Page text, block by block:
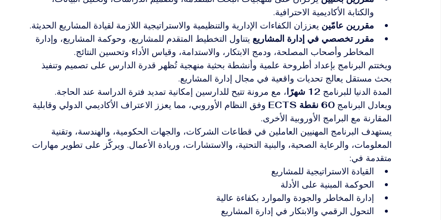
والكتابة الأكاديمية الاحترافية.
مقررين عامّين يعززان الكفاءات الإدارية والتنظيمية والاستراتيجية اللازمة لقيادة المشاريع الحديثة.
مقرر تخصصي في إدارة المشاريع يتناول التخطيط المتقدم للمشاريع، وحوكمة المشاريع، وإدارة
المخاطر وأصحاب المصلحة، ودمج الابتكار، والاستدامة، وقياس الأداء وتحسين النتائج.
ويختتم البرنامج بإعداد أطروحة علمية وأنشطة بحثية منهجية تُظهر قدرة الدارس على تصميم وتنفيذ
بحث مستقل يعالج تحديات واقعية في مجال إدارة المشاريع.
المدة الدنيا للبرنامج 12 شهرًا
، مع مرونة تتيح للدارسين إمكانية تمديد فترة الدراسة عند الحاجة.
ويعادل البرنامج 60 نقطة ECTS
وفق النظام الأوروبي، مما يعزز الاعتراف الأكاديمي الدولي وقابلية
المقارنة مع البرامج الأوروبية الأخرى.
يستهدف البرنامج المهنيين العاملين في قطاعات الشركات، والجهات الحكومية، والهندسة، وتقنية
المعلومات، والرعاية الصحية، والبنية التحتية، والاستشارات، وريادة الأعمال. ويركّز على تطوير مهارات
متقدمة في:
القيادة الاستراتيجية للمشاريع
الحوكمة المبنية على الأدلة
إدارة المخاطر والجودة والموارد بكفاءة عالية
التحول الرقمي والابتكار في إدارة المشاريع